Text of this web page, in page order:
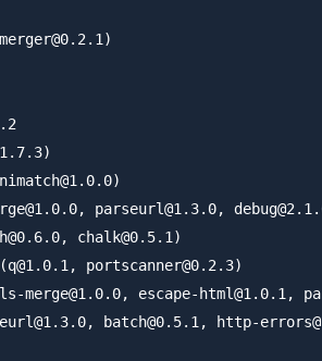
parseurl@1.3.0,
chalk@0.5.1)
portscanner@0.2.3)
escape-html@1.0.1,
batch@0.5.1, http-